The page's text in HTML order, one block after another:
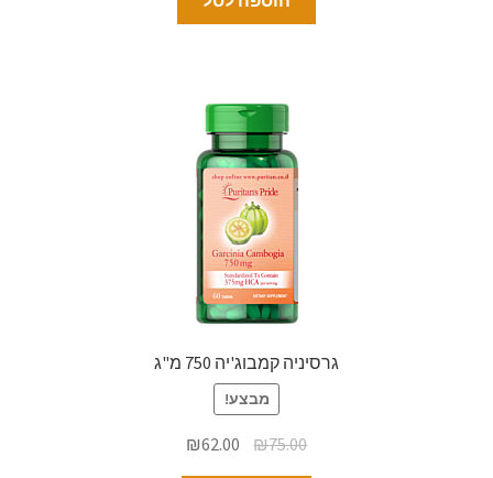
גרסיניה קמבוג'יה 750 מ"ג
מבצע!
₪75.00
₪62.00